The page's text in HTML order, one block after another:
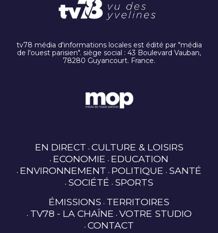
tv78 média d'informations locales est édité par "média
de l'ouest parisien". siège social : 43 Boulevard Vauban,
78280 Guyancourt. France.
EN DIRECT CULTURE & LOISIRS
ECONOMIE EDUCATION
ENVIRONNEMENT POLITIQUE SANTÉ
SOCIÉTÉ SPORTS
ÉMISSIONS TERRITOIRES
TV78 - LA CHAÎNE VOTRE STUDIO
CONTACT